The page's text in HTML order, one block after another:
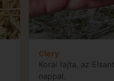
Clery
Korai fajta, az
nappal.